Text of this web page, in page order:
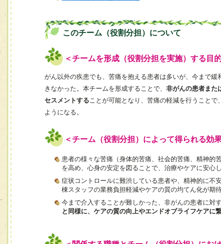
このチーム（役割分担）について
＜チームを形成（役割分担を実施）する目
がん以外の疾患でも、苦痛を抱える患者は多いが、今まで
きなかった。本チームを形成することで、 非がんの患者また
セスメントする ことが可能となり、苦痛の軽減を行うこと
ようになる。
＜チーム（役割分担）によって得られる効
患者の様々な苦痛（身体的苦痛、社会的苦痛、精神的
を高め、心身の安定を図ることで、治療やケアに安心
症状コントロールに難渋している患者や、精神的に不
棟スタッフの業務負担軽減やケアの質の均てん化が期
今まで介入することが難しかった、非がんの患者に対
と同様に、ケアの質の向上やエンドオブライフケアに